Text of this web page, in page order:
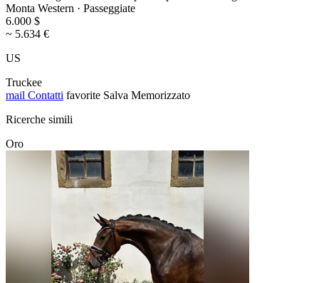
Monta Western · Passeggiate
6.000 $
~ 5.634 €
US
Truckee
mail Contatti favorite Salva Memorizzato
Ricerche simili
Oro